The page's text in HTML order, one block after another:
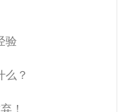
验
么？
！